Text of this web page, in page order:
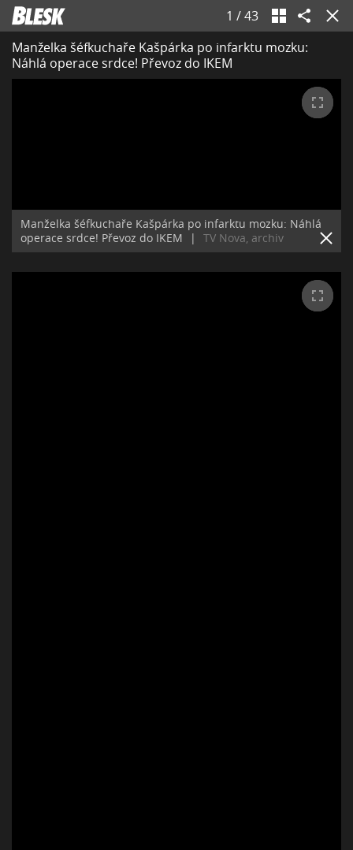
1 /43
Manželka šéfkuchaře Kašpárka po infarktu mozku:
Náhlá operace srdce! Převoz do IKEM
Manželka šéfkuchaře Kašpárka po infarktu mozku: Náhlá
operace srdce! Převoz do IKEM
| TV Nova, archiv